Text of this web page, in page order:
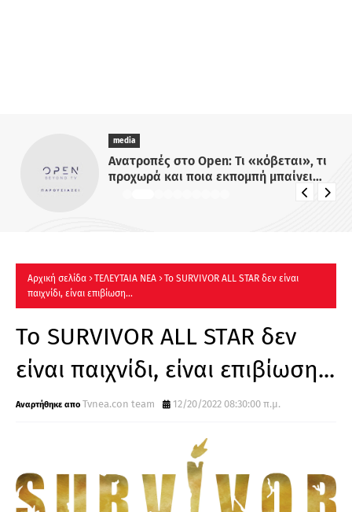
media
Ανατροπές στο Open: Τι «κόβεται», τι
προχωρά και ποια εκπομπή μπαίνει
Αρχική σελίδα ΤΕΛΕΥΤΑΙΑ ΝΕΑ
Το SURVIVOR ALL STAR δεν είναι
παιχνίδι, είναι επιβίωση...
Το SURVIVOR ALL STAR δεν
είναι παιχνίδι, είναι επιβίωση...
Tvnea.con team 12/20/2022 08:30:00 π.μ.